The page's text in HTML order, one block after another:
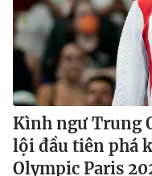
Kình ngư Trung
lội đầu tiên phá
Olympic Paris